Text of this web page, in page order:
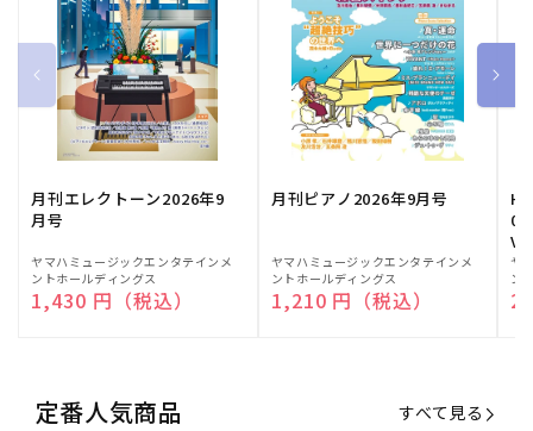
月刊エレクトーン2026年9
月号
販
売
元:
ヤマハミュージックエンタテインメ
ントホールディングス
通常価格
1,430 円（税込）
月刊ピアノ2026年9月号
販
売
元:
ヤマハミュージックエンタテインメ
ントホールディングス
通常価格
1,210 円（税込）
販
売
元:
ヤ
ン
定番人気商品 すべて見る